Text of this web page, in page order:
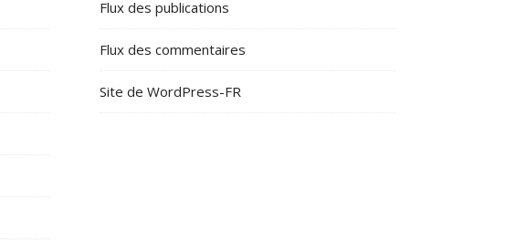
Flux des publications
Flux des commentaires
Site de WordPress-FR